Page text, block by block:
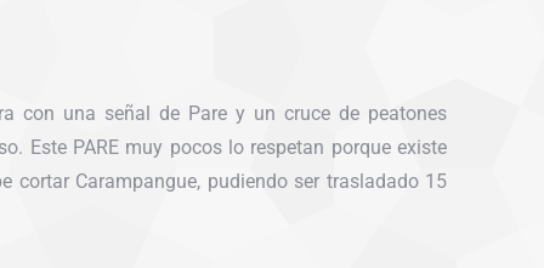
con una señal de Pare y un cruce de peatones
Este PARE muy pocos lo respetan porque existe
cortar Carampangue, pudiendo ser trasladado 15